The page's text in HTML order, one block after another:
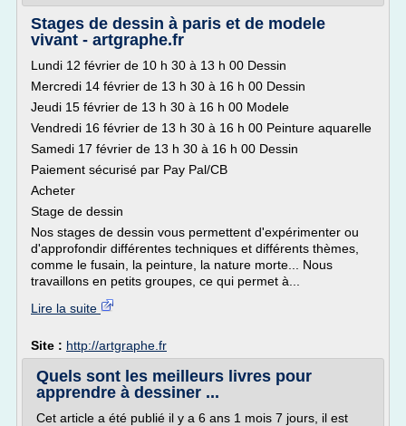
Stages de dessin à paris et de modele
vivant - artgraphe.fr
Lundi 12 février de 10 h 30 à 13 h 00 Dessin
Mercredi 14 février de 13 h 30 à 16 h 00 Dessin
Jeudi 15 février de 13 h 30 à 16 h 00 Modele
Vendredi 16 février de 13 h 30 à 16 h 00 Peinture aquarelle
Samedi 17 février de 13 h 30 à 16 h 00 Dessin
Paiement sécurisé par Pay Pal/CB
Acheter
Stage de dessin
Nos stages de dessin vous permettent d'expérimenter ou
d'approfondir différentes techniques et différents thèmes,
comme le fusain, la peinture, la nature morte... Nous
travaillons en petits groupes, ce qui permet à...
Lire la suite
Site : http://artgraphe.fr
Quels sont les meilleurs livres pour
apprendre à dessiner ...
Cet article a été publié il y a 6 ans 1 mois 7 jours, il est